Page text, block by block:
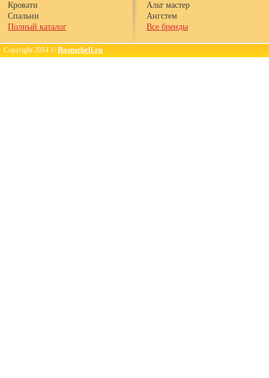
Кровати
Спальни
Полный каталог
Альт мастер
Ангстем
Все бренды
Copyright 2014 © Rosmebell.ru